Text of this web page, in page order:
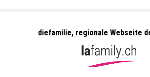
diefamilie, regionale Webseite